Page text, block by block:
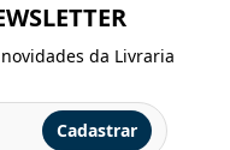
da Livraria
Cadastrar